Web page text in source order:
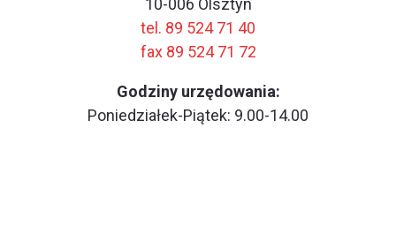
10-006 Olsztyn
tel. 89 524 71 40
fax 89 524 71 72
Godziny urzędowania:
Poniedziałek-Piątek: 9.00-14.00